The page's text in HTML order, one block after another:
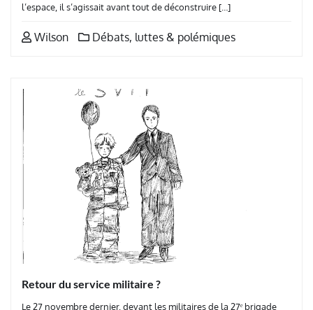
l’espace, il s’agissait avant tout de déconstruire […]
Wilson Débats, luttes & polémiques
Retour du service militaire ?
Le 27 novembre dernier, devant les militaires de la 27ᵉ brigade